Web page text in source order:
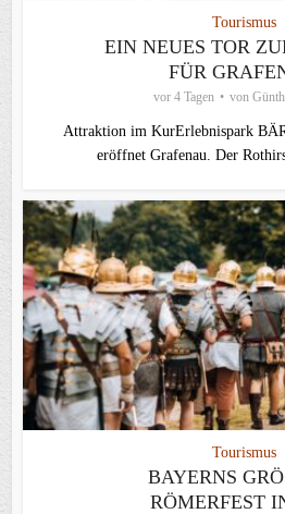
Tourismus
EIN NEUES TOR
FÜR
vor 4 Tagen von
Attraktion im KurErlebnispark
eröffnet Grafenau. Der
Tourismus
BAYERNS
ÖMERFEST IN